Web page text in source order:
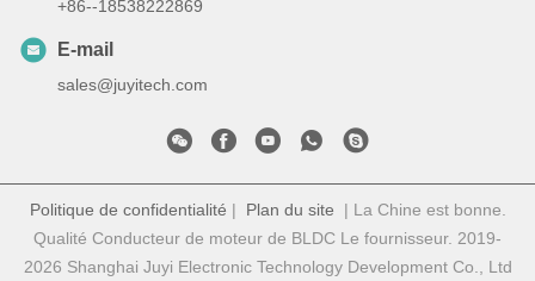
+86--18538222869
E-mail
sales@juyitech.com
Politique de confidentialité | Plan du site | La Chine est bonne.
Qualité Conducteur de moteur de BLDC Le fournisseur. 2019-
2026 Shanghai Juyi Electronic Technology Development Co., Ltd